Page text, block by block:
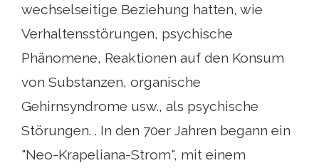
wechselseitige Beziehung hatten, wie
Verhaltensstörungen, psychische
Phänomene, Reaktionen auf den Konsum
von Substanzen, organische
Gehirnsyndrome usw., als psychische
Störungen. . In den 70er Jahren begann ein
"Neo-Krapeliana-Strom", mit einem